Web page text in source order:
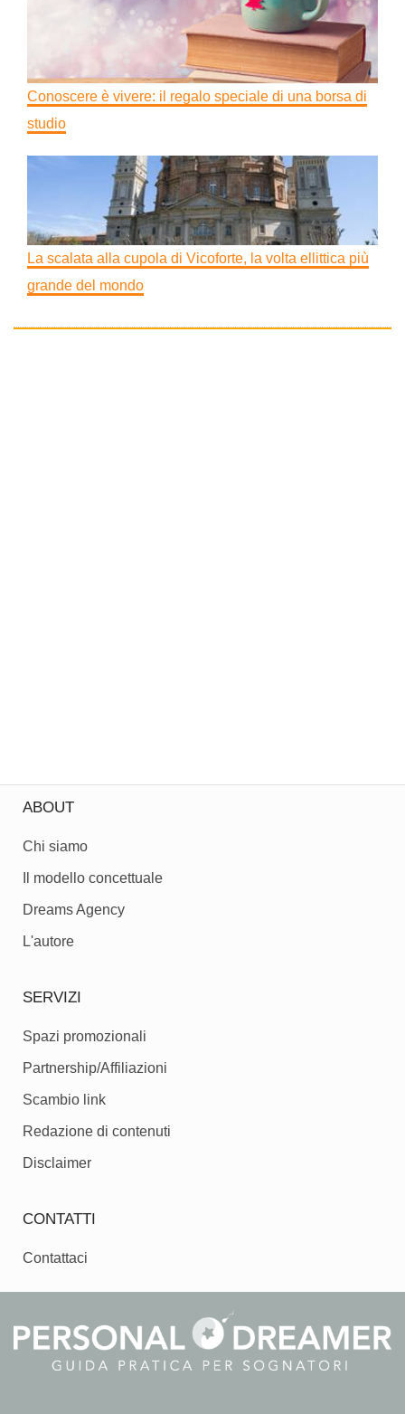
Conoscere è vivere: il regalo speciale di una borsa di
studio
La scalata alla cupola di Vicoforte, la volta ellittica più
grande del mondo
ABOUT
Chi siamo
Il modello concettuale
Dreams Agency
L'autore
SERVIZI
Spazi promozionali
Partnership/Affiliazioni
Scambio link
Redazione di contenuti
Disclaimer
CONTATTI
Contattaci